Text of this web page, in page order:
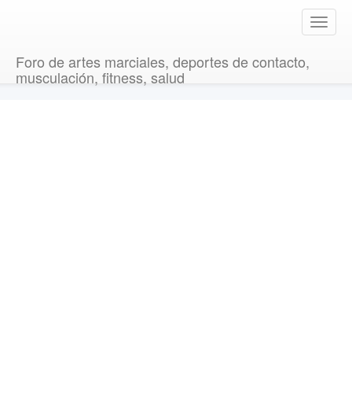
T
o
Foro de artes marciales, deportes de contacto,
musculación, fitness, salud